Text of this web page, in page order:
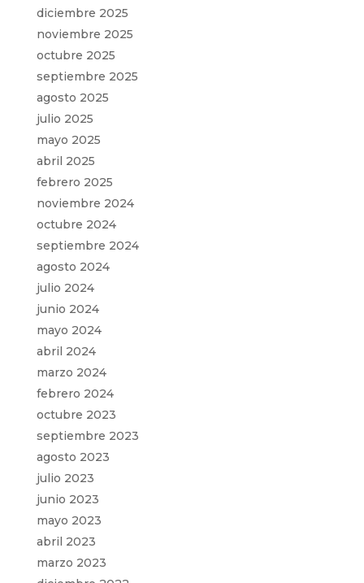
diciembre 2025
noviembre 2025
octubre 2025
septiembre 2025
agosto 2025
julio 2025
mayo 2025
abril 2025
febrero 2025
noviembre 2024
octubre 2024
septiembre 2024
agosto 2024
julio 2024
junio 2024
mayo 2024
abril 2024
marzo 2024
febrero 2024
octubre 2023
septiembre 2023
agosto 2023
julio 2023
junio 2023
mayo 2023
abril 2023
marzo 2023